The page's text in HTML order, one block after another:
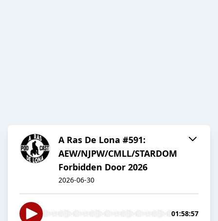
A Ras De Lona #591:
AEW/NJPW/CMLL/STARDOM
Forbidden Door 2026
2026-06-30
01:58:57